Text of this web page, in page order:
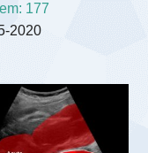
177
2020